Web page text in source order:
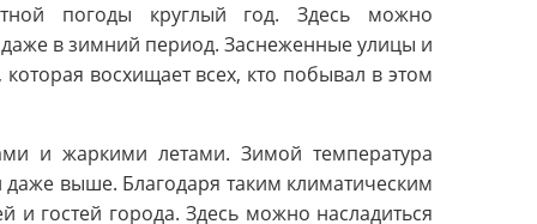
погоды круглый год. Здесь можно
в зимний период. Заснеженные улицы и
восхищает всех, кто побывал в этом
и жаркими летами. Зимой температура
даже выше. Благодаря таким климатическим
и гостей города. Здесь можно насладиться